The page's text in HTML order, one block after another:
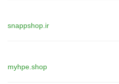
snappshop.ir
myhpe.shop